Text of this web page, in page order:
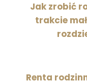
Jak zrobić
trakcie
Renta